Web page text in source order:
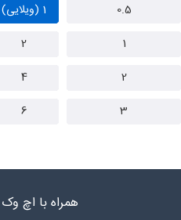
0.5 1 (ویلایی)
1
2
2
4
3
6
همراه با اچ وک